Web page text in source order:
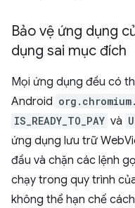
Bảo vệ ứng dụng
dụng sai mục đích
Mọi ứng dụng đều có
Android
IS_READY_TO_PAY và
ứng dụng lưu trữ
đầu và chặn các lệnh
chạy trong quy trình
không thể hạn chế